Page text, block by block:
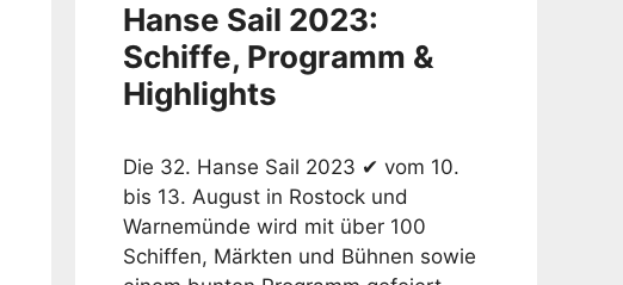
Hanse Sail 2023:
Schiffe, Programm &
Highlights
Die 32. Hanse Sail 2023 ✔ vom 10.
bis 13. August in Rostock und
Warnemünde wird mit über 100
Schiffen, Märkten und Bühnen sowie